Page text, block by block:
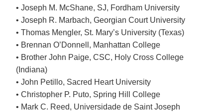
• Joseph M. McShane, SJ, Fordham University
• Joseph R. Marbach, Georgian Court University
• Thomas Mengler, St. Mary’s University (Texas)
• Brennan O’Donnell, Manhattan College
• Brother John Paige, CSC, Holy Cross College
(Indiana)
• John Petillo, Sacred Heart University
• Christopher P. Puto, Spring Hill College
• Mark C. Reed, Universidade de Saint Joseph